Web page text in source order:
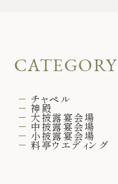
CATEGORY
チャペル
神殿
大披露宴会場
中披露宴会場
小披露宴会場
料亭ウエディング